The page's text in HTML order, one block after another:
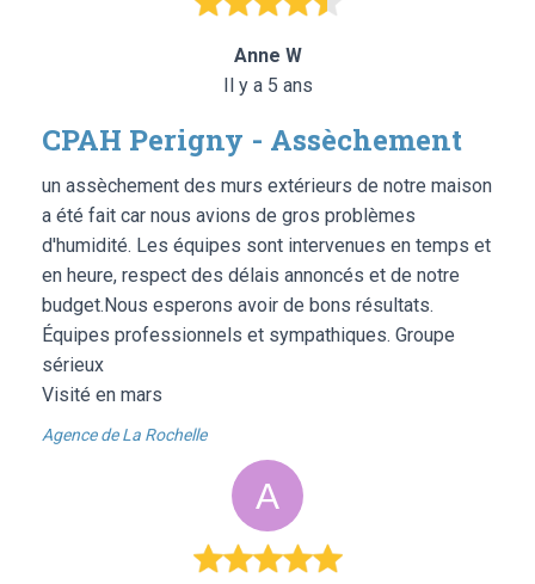
Anne W
Il y a 5 ans
CPAH Perigny - Assèchement
un assèchement des murs extérieurs de notre maison
a été fait car nous avions de gros problèmes
d'humidité. Les équipes sont intervenues en temps et
en heure, respect des délais annoncés et de notre
budget.Nous esperons avoir de bons résultats.
Équipes professionnels et sympathiques. Groupe
sérieux
Visité en mars
Agence de La Rochelle